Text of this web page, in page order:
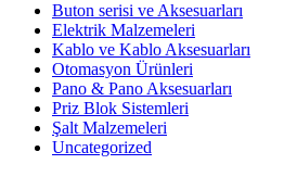
Buton serisi ve Aksesuarları
Elektrik Malzemeleri
Kablo ve Kablo Aksesuarları
Otomasyon Ürünleri
Pano & Pano Aksesuarları
Priz Blok Sistemleri
Şalt Malzemeleri
Uncategorized